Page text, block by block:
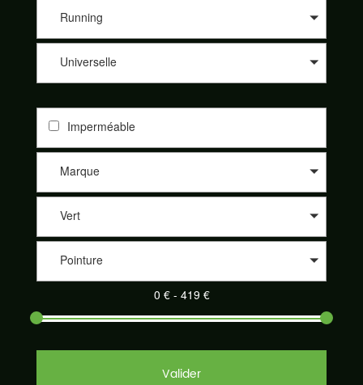
Asolo, Bestard, Brooks, Dynafit, Élémentaire, Five Fingers,
On-Running, Raidlight, Salewa, Salomon, Saucony, Scarpa,
Scott, Tecnica et Topo athletic. Nos partenaires sont de plus en
de Philippe, Trail Store, Télémark Pyrénées, Alpinstore ou
encore Chullanka. Et cela au meilleur prix. Naviguez sur le
comparateur, sélectionnez les critères de votre choix et
découvrez votre paire de chaussures de sport adaptée parmi
un large éventail.
Running
Universelle
Imperméable
Marque
Vert
Pointure
Valider